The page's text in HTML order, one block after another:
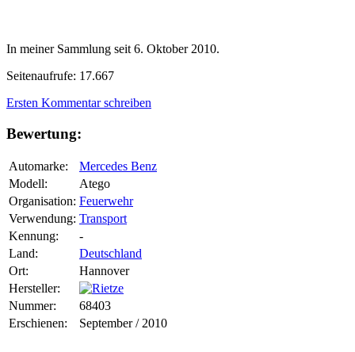
In meiner Sammlung seit 6. Oktober 2010.
Seitenaufrufe: 17.667
Ersten Kommentar schreiben
Bewertung:
Automarke:
Mercedes Benz
Modell:
Atego
Organisation: Feuerwehr
Verwendung: Transport
Kennung:
-
Land:
Deutschland
Ort:
Hannover
Hersteller:
Nummer:
68403
Erschienen:
September / 2010